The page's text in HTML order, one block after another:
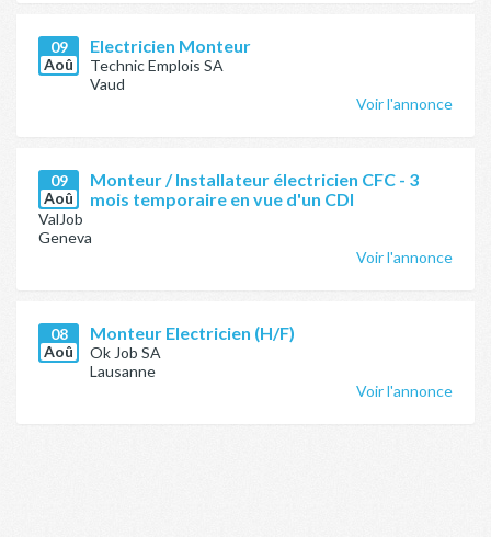
09
Aoû
Electricien Monteur
Technic Emplois SA
Vaud
Voir l'annonce
09
Aoû
Monteur / Installateur électricien CFC - 3
mois temporaire en vue d'un CDI
ValJob
Geneva
Voir l'annonce
08
Aoû
Monteur Electricien (H/F)
Ok Job SA
Lausanne
Voir l'annonce